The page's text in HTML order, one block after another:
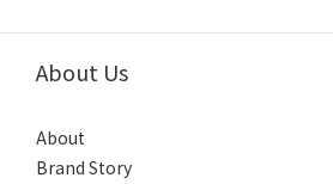
About Us
About
Brand Story